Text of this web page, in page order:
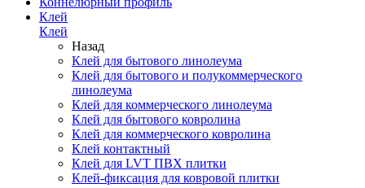
Клей
Клей
Назад
Клей для бытового линолеума
Клей для бытового и полукоммерческого
линолеума
Клей для коммерческого линолеума
Клей для бытового ковролина
Клей для коммерческого ковролина
Клей контактный
Клей для LVT ПВХ плитки
Клей-фиксация для ковровой плитки